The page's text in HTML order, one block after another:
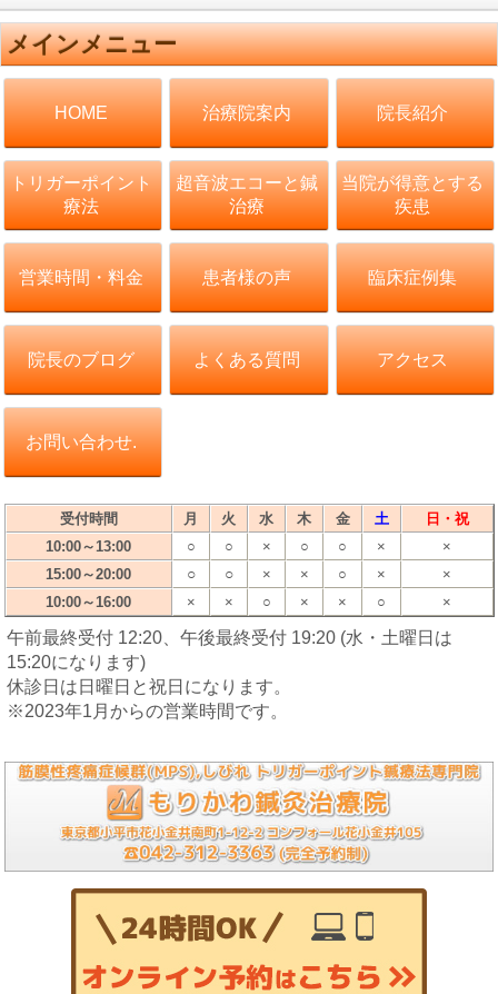
メインメニュー
HOME 治療院案内 院長紹介
トリガーポイント
療法
超音波エコーと鍼
治療
当院が得意とする
疾患
営業時間・料金 患者様の声 臨床症例集
院長のブログ よくある質問 アクセス
お問い合わせ.
受付時間 月 火 水 木 金 土
日・祝
10:00～13:00
○ ○ × ○ ○ ×
×
15:00～20:00
○ ○ × × ○ ×
×
10:00～16:00
× × ○ × × ○ ×
午前最終受付 12:20、午後最終受付 19:20 (水・土曜日は
15:20になります)
休診日は日曜日と祝日になります。
※2023年1月からの営業時間です。